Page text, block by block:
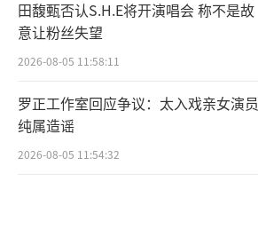
田馥甄否认S.H.E将开演唱会 称不是故
意让粉丝失望
2026-08-05 11:58:11
罗正工作室回应争议：太入戏亲女演员
纯属造谣
2026-08-05 11:54:32